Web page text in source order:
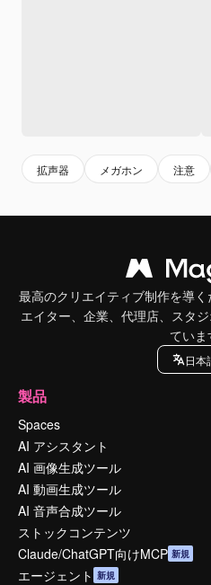
拡声器 メガホン 注意
最高のクリエイティブ制作を導
エイター、企業、代理店、スタ
ていま
日本
製品
Spaces
AI アシスタント
AI 画像生成ツール
AI 動画生成ツール
AI 音声合成ツール
ストックコンテンツ
Claude/ChatGPT向けMCP 新規
エージェント 新規